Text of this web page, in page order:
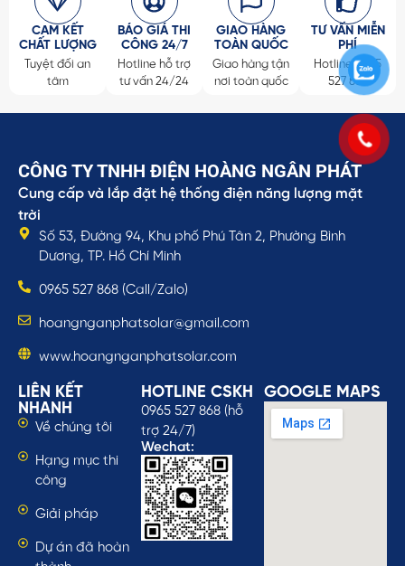
CAM KẾT
CHẤT LƯỢNG
Tuyệt đối an
tâm
BÁO GIÁ THI
CÔNG 24/7
Hotline hỗ trợ
tư vấn 24/24
GIAO HÀNG
TOÀN QUỐC
Giao hàng tận
nơi toàn quốc
TƯ VẤN MIỄN
PHÍ
Hotline 0965
527 868
CÔNG TY TNHH ĐIỆN HOÀNG NGÂN PHÁT
Cung cấp và lắp đặt hệ thống điện năng lượng mặt
trời
Số 53, Đường 94, Khu phố Phú Tân 2, Phường Bình
Dương, TP. Hồ Chí Minh
0965 527 868 (Call/Zalo)
hoangnganphatsolar@gmail.com
www.hoangnganphatsolar.com
LIÊN KẾT
NHANH
Về chúng tôi
Hạng mục thi
công
Giải pháp
Dự án đã hoàn
HOTLINE CSKH
0965 527 868 (hỗ
trợ 24/7)
Wechat:
GOOGLE MAPS